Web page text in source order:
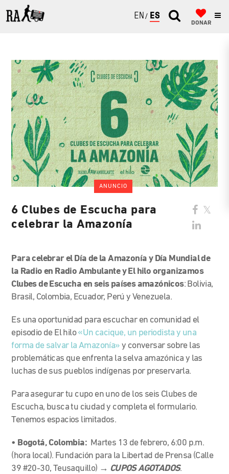
ENGLISH
ESPAÑOL
DONAR
ANUNCIO
6 Clubes de Escucha para
celebrar la Amazonía
Para celebrar el Día de la Amazonía y Día Mundial de
la Radio en Radio Ambulante y El hilo organizamos
Clubes de Escucha en seis países amazónicos: Bolivia,
Brasil, Colombia, Ecuador, Perú y Venezuela.
Es una oportunidad para escuchar en comunidad el
episodio de El hilo«Un cacique, un periodista y una
forma de salvar la Amazonía» y conversar sobre las
problemáticas que enfrenta la selva amazónica y las
luchas de sus pueblos indígenas por preservarla.
Para asegurar tu cupo en uno de los seis Clubes de
Escucha, busca tu ciudad y completa el formulario.
Tenemos espacios limitados.
• Bogotá, Colombia: Martes 13 de febrero, 6:00 p.m.
(hora local). Fundación para la Libertad de Prensa (Calle
39 #20-30, Teusaquillo) → CUPOS AGOTADOS.